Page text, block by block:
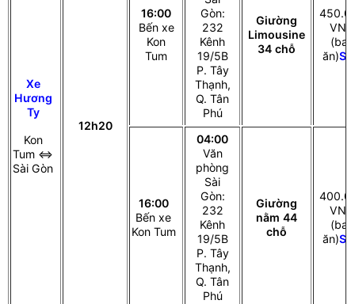
Xe
Hương
Ty
Kon
Tum ⇔
Sài Gòn
12h20
16:00
Bến xe
Kon
Tum
Gòn:
232
Kênh
19/5B
P. Tây
Thạnh,
Q. Tân
Phú
Giường
Limousine
34 chỗ
VNĐ
(bao
ăn)
16:00
Bến xe
Kon Tum
04:00
Văn
phòng
Sài
Gòn:
232
Kênh
19/5B
P. Tây
Thạnh,
Q. Tân
Phú
Giường
nằm 44
chỗ
VNĐ
(bao
ăn)